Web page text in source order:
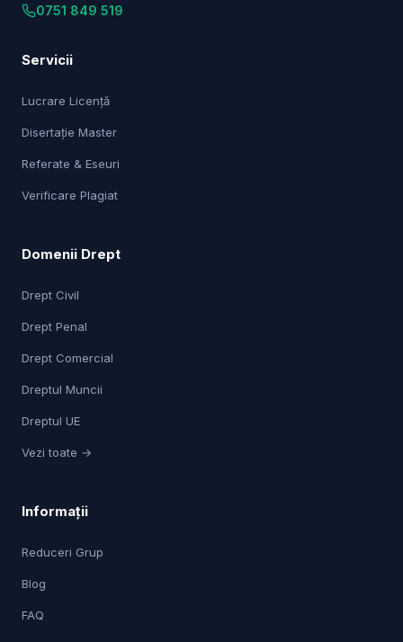
0751 849 519
Servicii
Lucrare Licență
Disertație Master
Referate & Eseuri
Verificare Plagiat
Domenii Drept
Drept Civil
Drept Penal
Drept Comercial
Dreptul Muncii
Dreptul UE
Vezi toate →
Informații
Reduceri Grup
Blog
FAQ